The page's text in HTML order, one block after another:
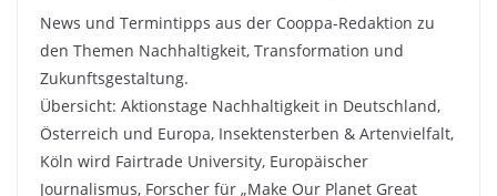
News und Termintipps aus der Cooppa-Redaktion zu
den Themen Nachhaltigkeit, Transformation und
Zukunftsgestaltung.
Übersicht: Aktionstage Nachhaltigkeit in Deutschland,
Österreich und Europa, Insektensterben & Artenvielfalt,
Köln wird Fairtrade University, Europäischer
Journalismus, Forscher für „Make Our Planet Great